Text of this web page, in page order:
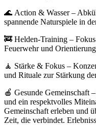
🌊 Action & Wasser –
spannende Naturspiele in
🚒 Helden-Training –
Feuerwehr und
🧘 Stärke & Fokus –
und Rituale zur Stärkung
🍎 Gesunde Gemeinschaft
und ein respektvolles
Gemeinschaft erleben und
Zeit, die verbindet.